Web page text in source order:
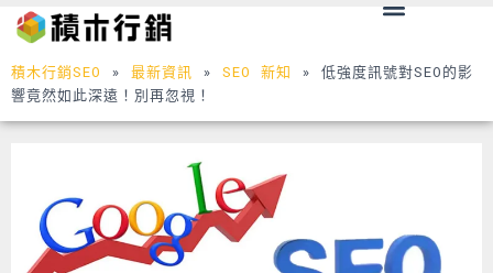
至
主
要
內
Menu
積木行銷SEO » 最新資訊 » SEO 新知 » 低強度訊號對SEO的影
響竟然如此深遠！別再忽視！